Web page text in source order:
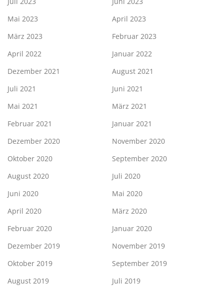
Mai 2023
April 2023
März 2023
Februar 2023
April 2022
Januar 2022
Dezember 2021
August 2021
Juli 2021
Juni 2021
Mai 2021
März 2021
Februar 2021
Januar 2021
Dezember 2020
November 2020
Oktober 2020
September 2020
August 2020
Juli 2020
Juni 2020
Mai 2020
April 2020
März 2020
Februar 2020
Januar 2020
Dezember 2019
November 2019
Oktober 2019
September 2019
August 2019
Juli 2019